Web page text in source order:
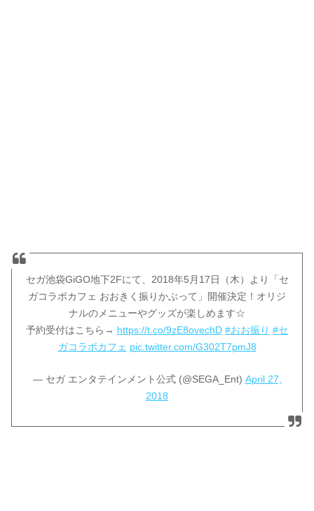
セガ池袋GiGO地下2Fにて、2018年5月17日（木）より「セ
ガコラボカフェ おおきく振りかぶって」開催決定！オリジ
ナルのメニューやグッズが楽しめます☆
予約受付はこちら→ https://t.co/9zE8ovechD #おお振り #セ
ガコラボカフェ pic.twitter.com/G302T7pmJ8
— セガ エンタテインメント公式 (@SEGA_Ent) April 27,
2018